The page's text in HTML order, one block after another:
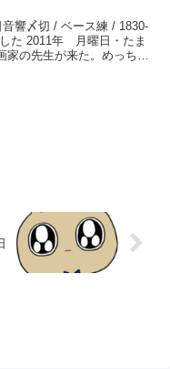
響〆切 / ベース練 / 1830-
た 2011年 月曜日・たま
家の先生が来た。めっちゃ